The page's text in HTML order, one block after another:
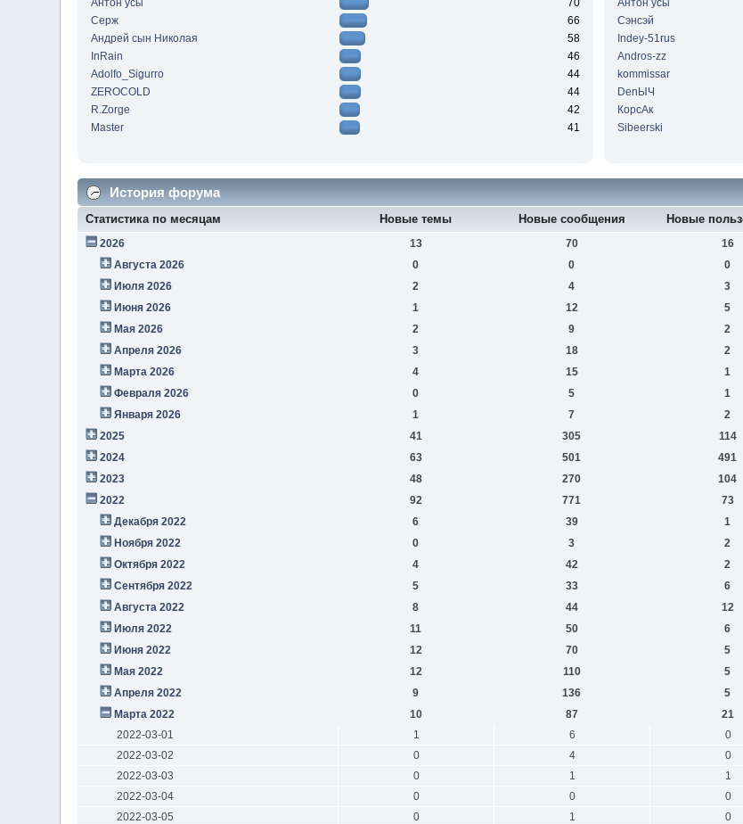
Антон усы
70
Серж
66
Андрей сын Николая
58
InRain
46
Adolfo_Sigurro
44
ZEROCOLD
44
R.Zorge
42
Master
41
Антон усы
Сэнсэй
Indey-51rus
Andros-zz
kommissar
DenЫЧ
КорсАк
Sibeerski
История форума
Статистика по месяцам Новые темы Новые сообщения Новые
2026 13 70 16
Августа 2026
0 0 0
Июля 2026
2 4 3
Июня 2026
1 12 5
Мая 2026
2 9 2
Апреля 2026
3 18 2
Марта 2026
4 15 1
Февраля 2026
0 5 1
Января 2026
1 7 2
2025
41 305 114
2024
63 501 491
2023
48 270 104
2022
92 771 73
Декабря 2022
6 39 1
Ноября 2022
0 3 2
Октября 2022
4 42 2
Сентября 2022
5 33 6
Августа 2022
8 44 12
Июля 2022
11 50 6
Июня 2022
12 70 5
Мая 2022
12 110 5
Апреля 2022
9 136 5
Марта 2022
10 87 21
2022-03-01
1 6 0
2022-03-02
0 4 0
2022-03-03
0 1 1
2022-03-04
0 0 0
2022-03-05
0 1 0